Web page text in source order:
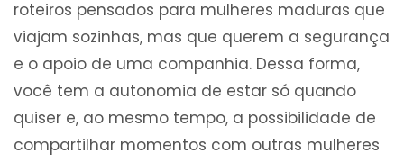
roteiros pensados para mulheres maduras que
viajam sozinhas, mas que querem a segurança
e o apoio de uma companhia. Dessa forma,
você tem a autonomia de estar só quando
quiser e, ao mesmo tempo, a possibilidade de
compartilhar momentos com outras mulheres